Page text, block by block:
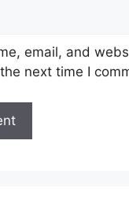
email, and
next time I